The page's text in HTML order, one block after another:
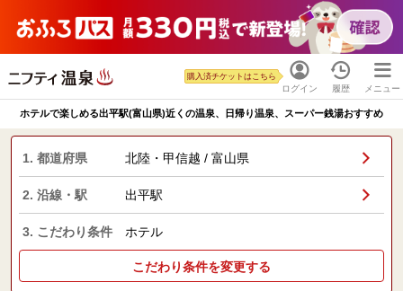
ログイン
購入済チケットはこちら
履歴 メニュー
ホテルで楽しめる出平駅(富山県)近くの温泉、日帰り温泉、スーパー銭湯おすすめ
1. 都道府県 北陸・甲信越 / 富山県
2. 沿線・駅 出平駅
3. こだわり条件 ホテル
こだわり条件を変更する